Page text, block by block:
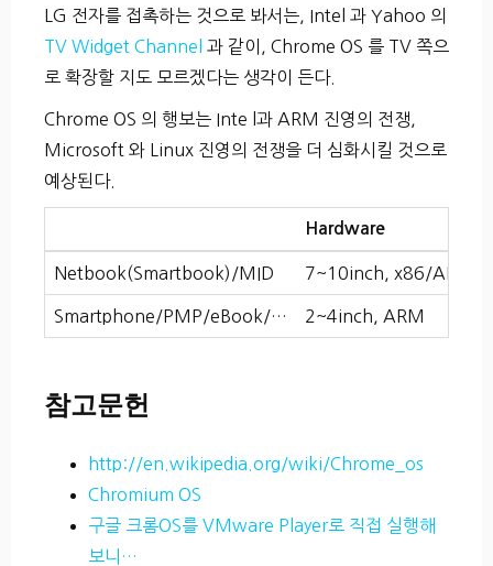
LG 전자를 접촉하는 것으로 봐서는, Intel 과 Yahoo 의
TV Widget Channel 과 같이, Chrome OS 를 TV 쪽으
로 확장할 지도 모르겠다는 생각이 든다.
Chrome OS 의 행보는 Inte l과 ARM 진영의 전쟁,
Microsoft 와 Linux 진영의 전쟁을 더 심화시킬 것으로
예상된다.
Hardware
Netbook(Smartbook)/MID 7~10inch, x86/ARM
Smartphone/PMP/eBook/… 2~4inch, ARM
참고문헌
http://en.wikipedia.org/wiki/Chrome_os
Chromium OS
구글 크롬OS를 VMware Player로 직접 실행해
보니…